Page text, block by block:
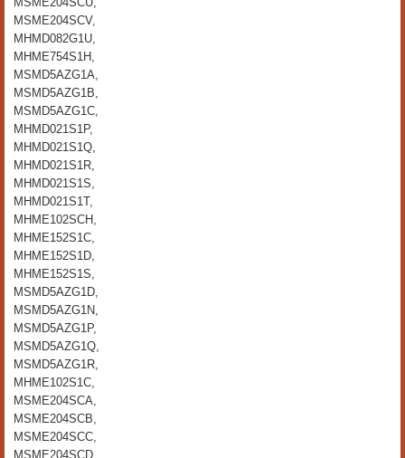
MSME204SCV,
MHMD082G1U,
MHME754S1H,
MSMD5AZG1A,
MSMD5AZG1B,
MSMD5AZG1C,
MHMD021S1P,
MHMD021S1Q,
MHMD021S1R,
MHMD021S1S,
MHMD021S1T,
MHME102SCH,
MHME152S1C,
MHME152S1D,
MHME152S1S,
MSMD5AZG1D,
MSMD5AZG1N,
MSMD5AZG1P,
MSMD5AZG1Q,
MSMD5AZG1R,
MHME102S1C,
MSME204SCA,
MSME204SCB,
MSME204SCC,
MSME204SCD,